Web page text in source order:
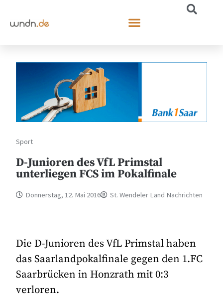
Sport
D-Junioren des VfL Primstal
unterliegen FCS im Pokalfinale
Donnerstag, 12. Mai 2016 St. Wendeler Land Nachrichten
Die D-Junioren des VfL Primstal haben
das Saarlandpokalfinale gegen den 1.FC
Saarbrücken in Honzrath mit 0:3
verloren.